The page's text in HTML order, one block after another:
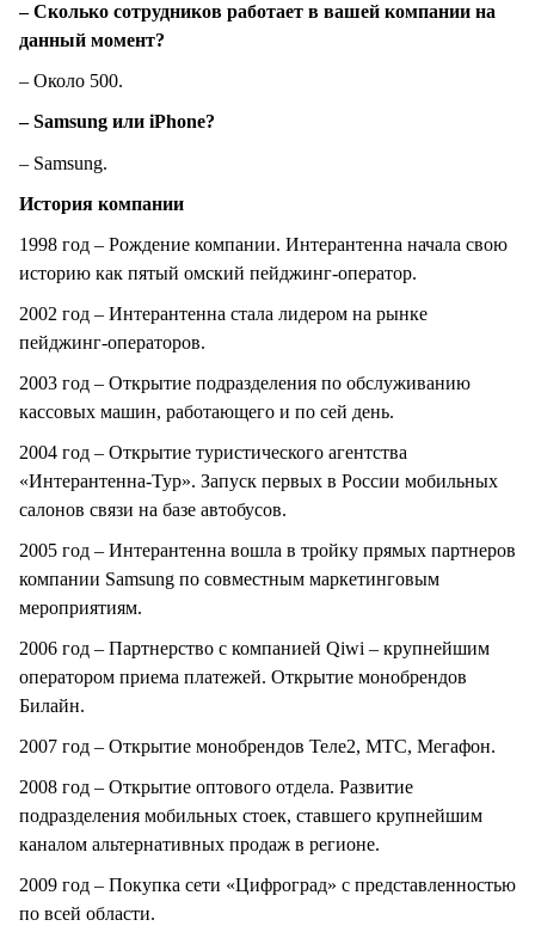
– Сколько сотрудников работает в вашей компании на
данный момент?
– Около 500.
– Samsung или iPhone?
– Samsung.
История компании
1998 год – Рождение компании. Интерантенна начала свою
историю как пятый омский пейджинг-оператор.
2002 год – Интерантенна стала лидером на рынке
пейджинг-операторов.
2003 год – Открытие подразделения по обслуживанию
кассовых машин, работающего и по сей день.
2004 год – Открытие туристического агентства
«Интерантенна-Тур». Запуск первых в России мобильных
салонов связи на базе автобусов.
2005 год – Интерантенна вошла в тройку прямых партнеров
компании Samsung по совместным маркетинговым
мероприятиям.
2006 год – Партнерство с компанией Qiwi – крупнейшим
оператором приема платежей. Открытие монобрендов
Билайн.
2007 год – Открытие монобрендов Теле2, МТС, Мегафон.
2008 год – Открытие оптового отдела. Развитие
подразделения мобильных стоек, ставшего крупнейшим
каналом альтернативных продаж в регионе.
2009 год – Покупка сети «Цифроград» с представленностью
по всей области.